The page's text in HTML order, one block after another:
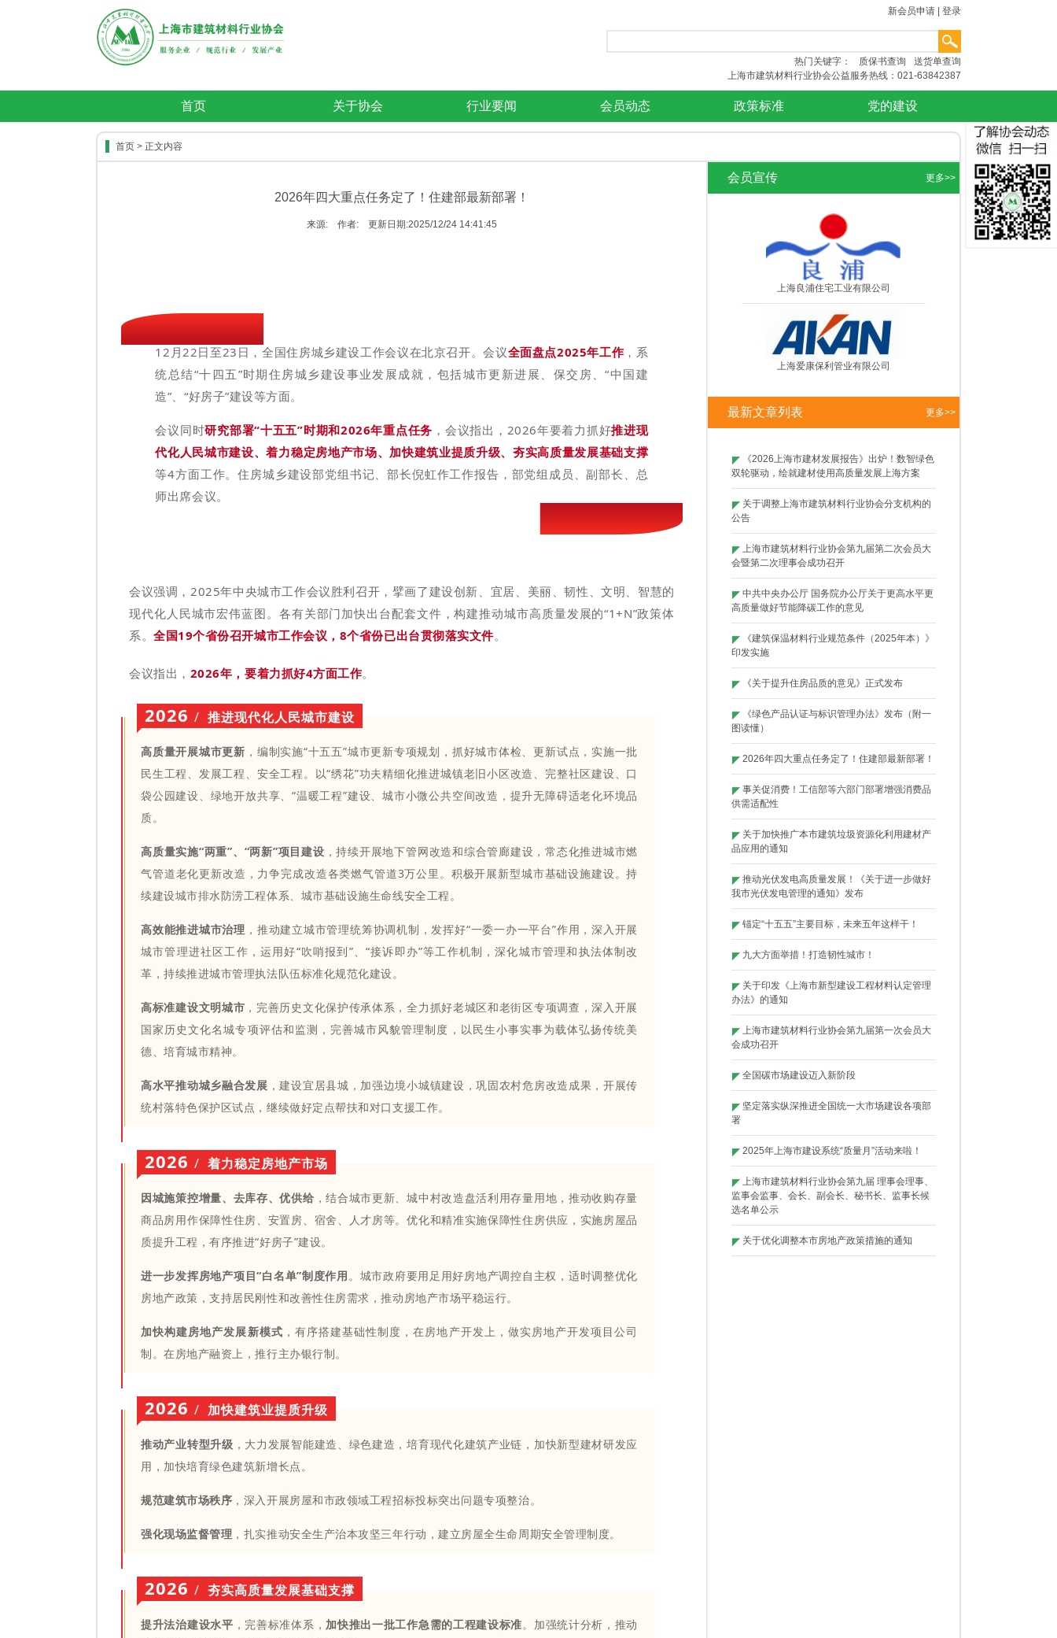
新会员申请 登录
热门关键字： 质保书查询
送货单查询
上海市建筑材料行业协会公益服务热线：021-63842387
首页 关于协会 行业要闻 会员动态 政策标准 党的建设
首页 > 正文内容
2026年四大重点任务定了！住建部最新部署！
来源: 作者: 更新日期:2025/12/24 14:41:45
12月22日至23日，全国住房城乡建设工作会议在北京召开。会议全面盘点2025年工作 ，系
统总结“十四五”时期住房城乡建设事业发展成就，包括城市更新进展、保交房、“中国建
造”、“好房子”建设等方面。
会议同时研究部署“十五五”时期和2026年重点任务 ，会议指出，2026年要着力抓好推进现
代化人民城市建设、着力稳定房地产市场、加快建筑业提质升级、夯实高质量发展基础支撑
等4方面工作。住房城乡建设部党组书记、部长倪虹作工作报告，部党组成员、副部长、总
师出席会议。
会议强调，2025年中央城市工作会议胜利召开，擘画了建设创新、宜居、美丽、韧性、文明、智慧的
现代化人民城市宏伟蓝图。各有关部门加快出台配套文件，构建推动城市高质量发展的“1+N”政策体
系。全国19个省份召开城市工作会议，8个省份已出台贯彻落实文件。
会议指出， 2026年，要着力抓好4方面工作。
2026 / 推进现代化人民城市建设
高质量开展城市更新 ，编制实施“十五五”城市更新专项规划，抓好城市体检、更新试点，实施一批
民生工程、发展工程、安全工程。以“绣花”功夫精细化推进城镇老旧小区改造、完整社区建设、口
袋公园建设、绿地开放共享、“温暖工程”建设、城市小微公共空间改造，提升无障碍适老化环境品
质。
高质量实施“两重”、“两新”项目建设 ，持续开展地下管网改造和综合管廊建设，常态化推进城市燃
气管道老化更新改造，力争完成改造各类燃气管道3万公里。积极开展新型城市基础设施建设。持
续建设城市排水防涝工程体系、城市基础设施生命线安全工程。
高效能推进城市治理 ，推动建立城市管理统筹协调机制，发挥好“一委一办一平台”作用，深入开展
城市管理进社区工作，运用好“吹哨报到”、“接诉即办”等工作机制，深化城市管理和执法体制改
革，持续推进城市管理执法队伍标准化规范化建设。
高标准建设文明城市 ，完善历史文化保护传承体系，全力抓好老城区和老街区专项调查，深入开展
国家历史文化名城专项评估和监测，完善城市风貌管理制度，以民生小事实事为载体弘扬传统美
德、培育城市精神。
高水平推动城乡融合发展 ，建设宜居县城，加强边境小城镇建设，巩固农村危房改造成果，开展传
统村落特色保护区试点，继续做好定点帮扶和对口支援工作。
2026 / 着力稳定房地产市场
因城施策控增量、去库存、优供给 ，结合城市更新、城中村改造盘活利用存量用地，推动收购存量
商品房用作保障性住房、安置房、宿舍、人才房等。优化和精准实施保障性住房供应，实施房屋品
质提升工程，有序推进“好房子”建设。
进一步发挥房地产项目“白名单”制度作用。城市政府要用足用好房地产调控自主权，适时调整优化
房地产政策，支持居民刚性和改善性住房需求，推动房地产市场平稳运行。
加快构建房地产发展新模式 ，有序搭建基础性制度，在房地产开发上，做实房地产开发项目公司
制。在房地产融资上，推行主办银行制。
2026 / 加快建筑业提质升级
推动产业转型升级 ，大力发展智能建造、绿色建造，培育现代化建筑产业链，加快新型建材研发应
用，加快培育绿色建筑新增长点。
规范建筑市场秩序 ，深入开展房屋和市政领域工程招标投标突出问题专项整治。
强化现场监督管理 ，扎实推动安全生产治本攻坚三年行动，建立房屋全生命周期安全管理制度。
2026 / 夯实高质量发展基础支撑
提升法治建设水平 ，完善标准体系， 加快推出一批工作急需的工程建设标准。加强统计分析，推动
会员宣传 更多>>
上海良浦住宅工业有限公司
上海爱康保利管业有限公司
最新文章列表 更多>>
《2026上海市建材发展报告》出炉！数智绿色
双轮驱动，绘就建材使用高质量发展上海方案
关于调整上海市建筑材料行业协会分支机构的
公告
上海市建筑材料行业协会第九届第二次会员大
会暨第二次理事会成功召开
中共中央办公厅 国务院办公厅关于更高水平更
高质量做好节能降碳工作的意见
《建筑保温材料行业规范条件（2025年本）》
印发实施
《关于提升住房品质的意见》正式发布
《绿色产品认证与标识管理办法》发布（附一
图读懂）
2026年四大重点任务定了！住建部最新部署！
事关促消费！工信部等六部门部署增强消费品
供需适配性
关于加快推广本市建筑垃圾资源化利用建材产
品应用的通知
推动光伏发电高质量发展！《关于进一步做好
我市光伏发电管理的通知》发布
锚定“十五五”主要目标，未来五年这样干！
九大方面举措！打造韧性城市！
关于印发《上海市新型建设工程材料认定管理
办法》的通知
上海市建筑材料行业协会第九届第一次会员大
会成功召开
全国碳市场建设迈入新阶段
坚定落实纵深推进全国统一大市场建设各项部
署
2025年上海市建设系统“质量月”活动来啦！
上海市建筑材料行业协会第九届 理事会理事、
监事会监事、会长、副会长、秘书长、监事长候
选名单公示
关于优化调整本市房地产政策措施的通知